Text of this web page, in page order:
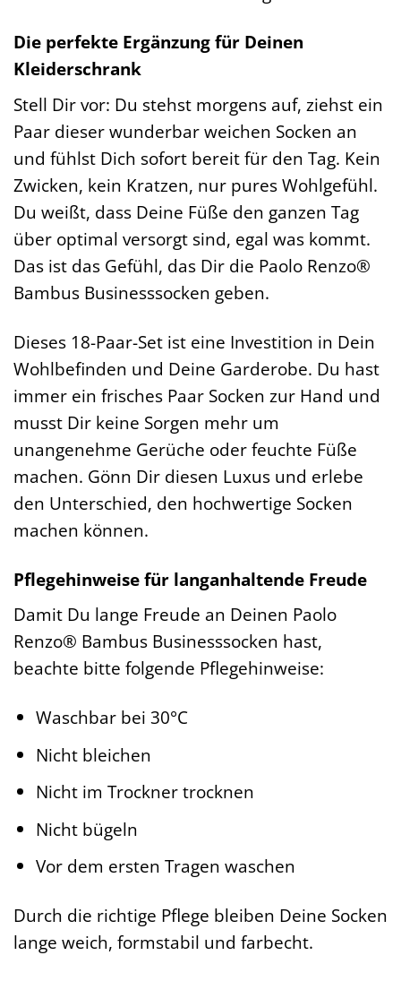
Die perfekte Ergänzung für Deinen
Kleiderschrank
Stell Dir vor: Du stehst morgens auf, ziehst ein
Paar dieser wunderbar weichen Socken an
und fühlst Dich sofort bereit für den Tag. Kein
Zwicken, kein Kratzen, nur pures Wohlgefühl.
Du weißt, dass Deine Füße den ganzen Tag
über optimal versorgt sind, egal was kommt.
Das ist das Gefühl, das Dir die Paolo Renzo®
Bambus Businesssocken geben.
Dieses 18-Paar-Set ist eine Investition in Dein
Wohlbefinden und Deine Garderobe. Du hast
immer ein frisches Paar Socken zur Hand und
musst Dir keine Sorgen mehr um
unangenehme Gerüche oder feuchte Füße
machen. Gönn Dir diesen Luxus und erlebe
den Unterschied, den hochwertige Socken
machen können.
Pflegehinweise für langanhaltende Freude
Damit Du lange Freude an Deinen Paolo
Renzo® Bambus Businesssocken hast,
beachte bitte folgende Pflegehinweise:
Waschbar bei 30°C
Nicht bleichen
Nicht im Trockner trocknen
Nicht bügeln
Vor dem ersten Tragen waschen
Durch die richtige Pflege bleiben Deine Socken
lange weich, formstabil und farbecht.